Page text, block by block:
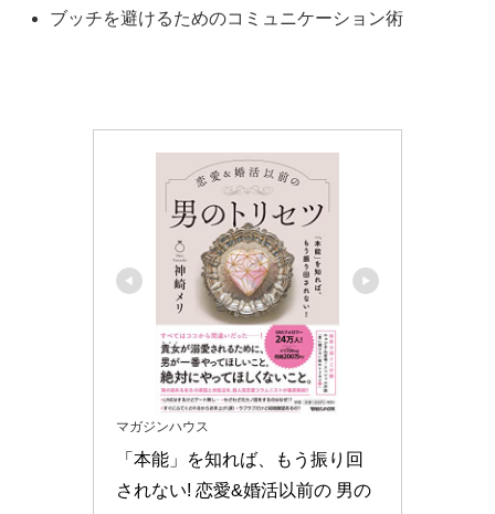
ブッチを避けるためのコミュニケーション術
マガジンハウス
「本能」を知れば、もう振り回
されない! 恋愛&婚活以前の 男の